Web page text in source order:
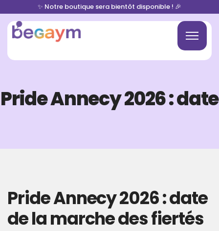
✨ Notre boutique sera bientôt disponible ! 🎉
Pride Annecy 2026 : date
Pride Annecy 2026 : date
de la marche des fiertés